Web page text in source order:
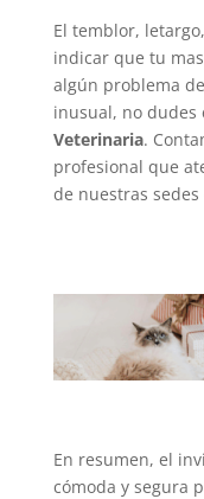
El temblor,
indicar que tu
algún problema
inusual, no dudes
Veterinaria.
profesional que
de nuestras sedes
En resumen, el
cómoda y segura